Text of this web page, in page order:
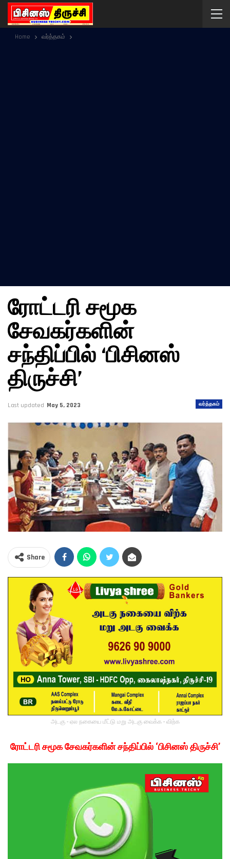
Home வர்த்தகம்
ரோட்டரி சமூக
சேவகர்களின்
சந்திப்பில் ‘பிசினஸ்
திருச்சி’
வர்த்தகம்
Last updated May 5, 2023
Share
அடகு - ஏல நகையை மீட்டு மறு அடகு வைக்க - விற்க
ரோட்டரி சமூக சேவகர்களின் சந்திப்பில் ‘பிசினஸ் திருச்சி’